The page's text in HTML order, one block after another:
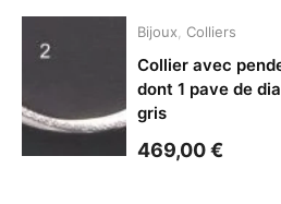
Bijoux Colliers
Collier avec
dont 1 pave de
gris
469,00€